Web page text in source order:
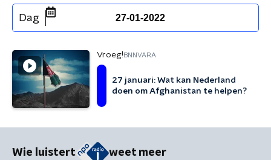
Dag 27-01-2022
Vroeg! BNNVARA
27 januari: Wat kan Nederland
doen om Afghanistan te helpen?
Wie luistert weet meer